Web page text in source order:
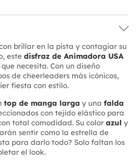
brillar en la pista y contagiar su
este disfraz de Animadora USA
necesita. Con un diseño
de cheerleaders más icónicos,
fiesta con estilo.
top de manga larga y una falda
con tejido elástico para
total comodidad. Su color azul y
sentir como la estrella de
para darlo todo? Solo faltan los
el look.